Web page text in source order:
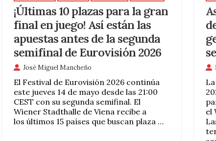
¡Últimas 10 plazas para la gran
final en juego! Así están las
apuestas antes de la segunda
semifinal de Eurovisión 2026
José Miguel Mancheño
El Festival de Eurovisión 2026 continúa
este jueves 14 de mayo desde las 21:00
CEST con su segunda semifinal. El
Wiener Stadthalle de Viena recibe a
los últimos 15 países que buscan plaza …
el